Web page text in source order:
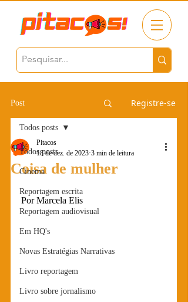
Post Registre-se
Todos posts
Cinema
Reportagem escrita
Reportagem audiovisual
Em HQ's
Novas Estratégias Narrativas
Livro reportagem
Livro sobre jornalismo
Todos posts
Coisa de mulher
Pitacos
18 de dez. de 2023 3 min de leitura
Por Marcela Elis